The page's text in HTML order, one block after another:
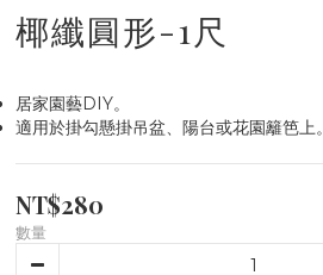
椰纖圓形-1尺
居家園藝DIY。
適用於掛勾懸掛吊盆、陽台或花園籬笆上。
NT$280
數量